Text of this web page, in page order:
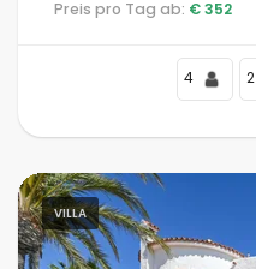
Supermärkten, und ist nur
Preis pro Tag ab: € 352
4 2
VILLA